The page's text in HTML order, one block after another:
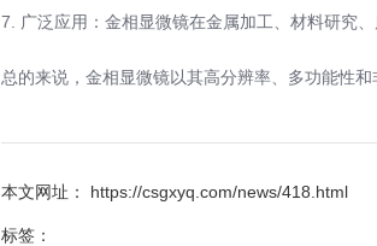
7. 广泛应用：金相显微镜在金属加工、材料研究
总的来说，金相显微镜以其高分辨率、多功能性
本文网址： https://csgxyq.com/news/418.html
标签：